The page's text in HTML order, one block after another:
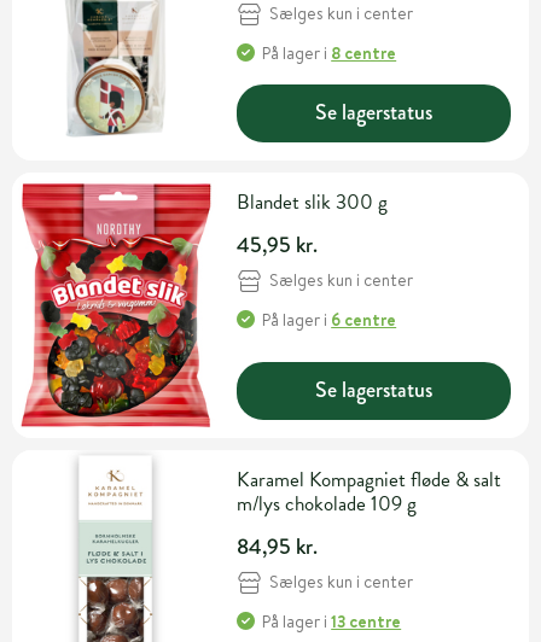
Sælges kun i center
På lager i 8 centre
Se lagerstatus
Blandet slik 300 g
45,95 kr.
Sælges kun i center
På lager i 6 centre
Se lagerstatus
Karamel Kompagniet fløde & salt
m/lys chokolade 109 g
84,95 kr.
Sælges kun i center
På lager i13 centre